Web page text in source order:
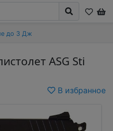
до 3 Дж
ASG Sti
В избранное